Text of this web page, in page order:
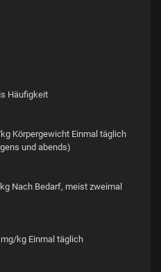
Häufigkeit
Körpergewicht Einmal täglich
und abends)
Nach Bedarf, meist zweimal
kg Einmal täglich